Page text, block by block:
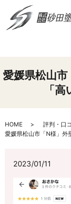
愛媛県松山
「
HOME
評判・口
愛媛県松山市「N様」外
2023/01/11